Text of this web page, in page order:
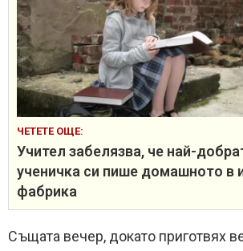
ЧЕТЕТЕ ОЩЕ:
Учител забелязва, че най-
ученичка си пише домашното в
фабрика
Същата вечер, докато приготвях